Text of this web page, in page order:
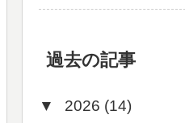
過去の記事
▼ 2026 (14)